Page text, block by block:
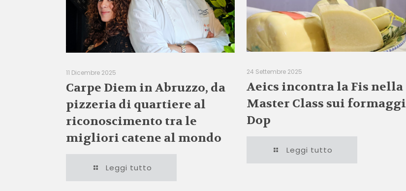
11 Dicembre 2025
Carpe Diem in Abruzzo, da
pizzeria di quartiere al
riconoscimento tra le
migliori catene al mondo
Leggi tutto
24 Settembre 2025
Aeics incontra la Fis nella
Master Class sui formaggi
Dop
Leggi tutto